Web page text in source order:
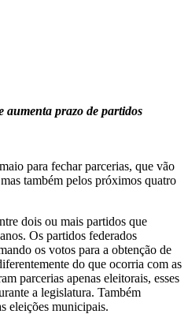
aumenta prazo de partidos
para fechar parcerias, que vão
também pelos próximos quatro
dois ou mais partidos que
Os partidos federados
os votos para a obtenção de
do que ocorria com as
parcerias apenas eleitorais, esses
a legislatura. Também
eleições municipais.